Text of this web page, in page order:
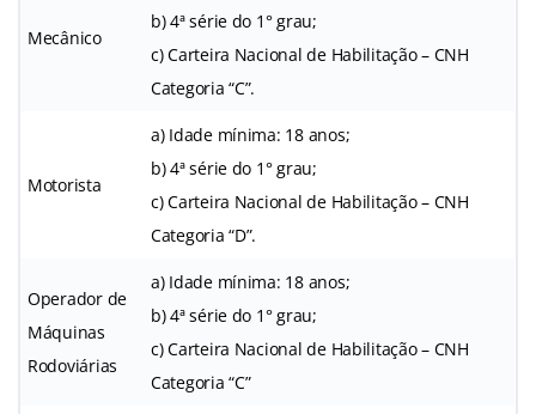
Mecânico
b) 4ª série do 1° grau;
c) Carteira Nacional de Habilitação – CNH
Categoria “C”.
Motorista
a) Idade mínima: 18 anos;
b) 4ª série do 1° grau;
c) Carteira Nacional de Habilitação – CNH
Categoria “D”.
Operador de
Máquinas
Rodoviárias
a) Idade mínima: 18 anos;
b) 4ª série do 1° grau;
c) Carteira Nacional de Habilitação – CNH
Categoria “C”